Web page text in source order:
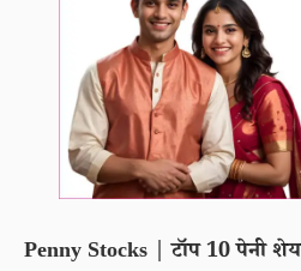
Penny Stocks | टॉप 10 पेनी